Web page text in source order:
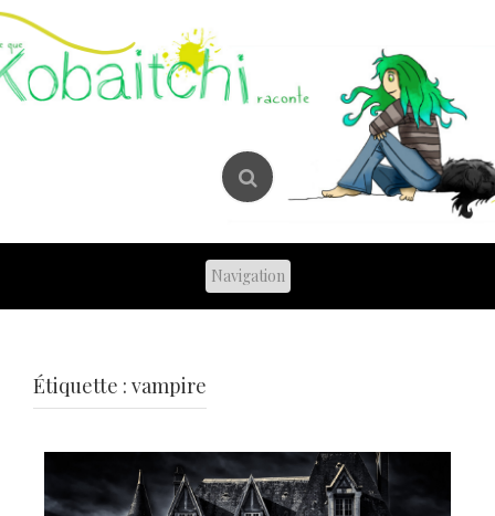
Skip
content
Étiquette : vampire